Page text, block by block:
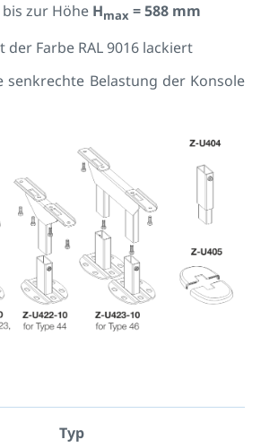
zur Höhe Hmax = 588 mm
der Farbe RAL 9016 lackiert
senkrechte Belastung der Konsole
Typ